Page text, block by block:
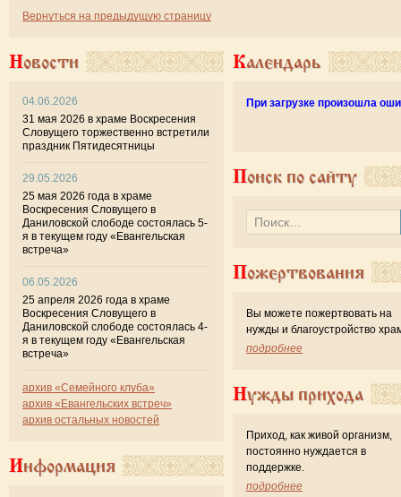
Вернуться на предыдущую страницу
Новости
04.06.2026
31 мая 2026 в храме Воскресения
Словущего торжественно встретили
праздник Пятидесятницы
29.05.2026
25 мая 2026 года в храме
Воскресения Словущего в
Даниловской слободе состоялась 5-
я в текущем году «Евангельская
встреча»
06.05.2026
25 апреля 2026 года в храме
Воскресения Словущего в
Даниловской слободе состоялась 4-
я в текущем году «Евангельская
встреча»
архив «Семейного клуба»
архив «Евангельских встреч»
архив остальных новостей
Информация
Календарь
При загрузке произошла
Поиск по сайту
Пожертвования
Вы можете пожертвовать на
нужды и благоустройство
подробнее
Нужды прихода
Приход, как живой организм,
постоянно нуждается в
поддержке.
подробнее